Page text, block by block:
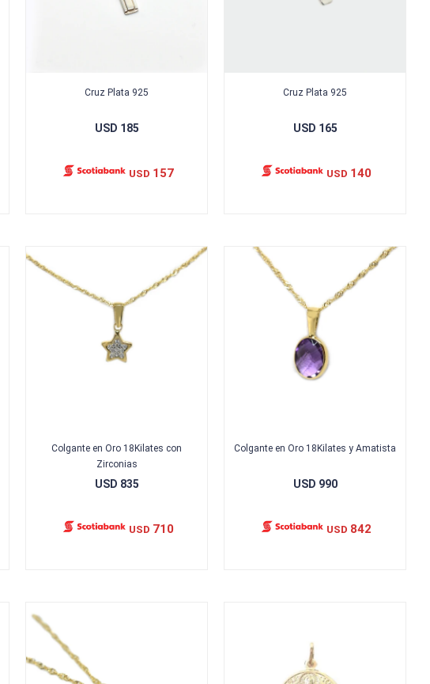
Cruz Plata 925
USD 185
USD 157
Cruz Plata 925
USD 165
USD 140
Colgante en Oro 18Kilates con
Zirconias
USD 835
USD 710
Colgante en Oro 18Kilates y Amatista
USD 990
USD 842